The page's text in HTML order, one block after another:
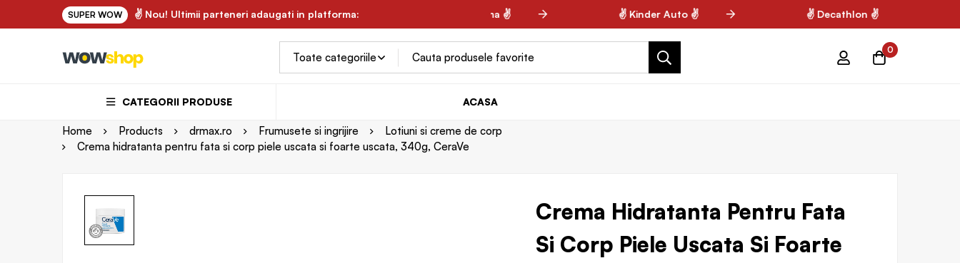
SUPER WOW ✌ Nou! Ultimii parteneri adaugati in platforma:
FLORY.ro - uleiuri vegetale si ape florale bio 100% naturale ✌ ✌ Spring Farma ✌ ✌ Kinder Auto ✌ ✌ Decathlon ✌
0
CATEGORII PRODUSE ACASA
Home Products drmax.ro Frumusete si ingrijire
Lotiuni si creme de corp
Crema hidratanta pentru fata si corp piele uscata si foarte uscata, 340g, CeraVe
Crema Hidratanta Pentru Fata
Si Corp Piele Uscata Si Foarte